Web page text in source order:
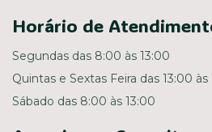
Horário de
Segundas das 8:00 às 13:00
Quintas e Sextas Feira das 13:00 às
Sábado das 8:00 às 13:00